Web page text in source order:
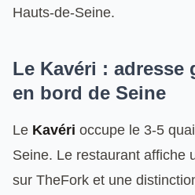
Hauts-de-Seine.
Le Kavéri : adresse
en bord de Seine
Le Kavéri occupe le 3-5
Seine. Le restaurant affiche
sur TheFork et une